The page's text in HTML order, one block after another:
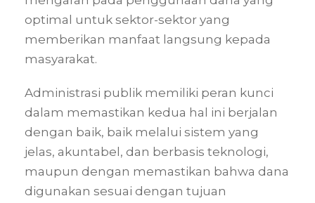
optimal untuk sektor-sektor yang
memberikan manfaat langsung kepada
masyarakat.
Administrasi publik memiliki peran kunci
dalam memastikan kedua hal ini berjalan
dengan baik, baik melalui sistem yang
jelas, akuntabel, dan berbasis teknologi,
maupun dengan memastikan bahwa dana
digunakan sesuai dengan tujuan